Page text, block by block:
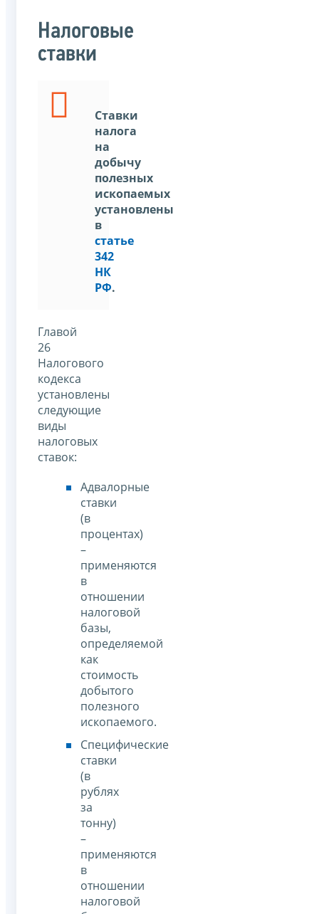
Налоговые
ставки
Ставки
налога
на
добычу
полезных
ископаемых
установлены
в
статье
342
НК
РФ.
Главой
26
Налогового
кодекса
установлены
следующие
виды
налоговых
ставок:
Адвалорные
ставки
(в
процентах)
–
применяются
в
отношении
налоговой
базы,
определяемой
как
стоимость
добытого
полезного
ископаемого.
Специфические
ставки
(в
рублях
за
тонну)
–
применяются
в
отношении
налоговой